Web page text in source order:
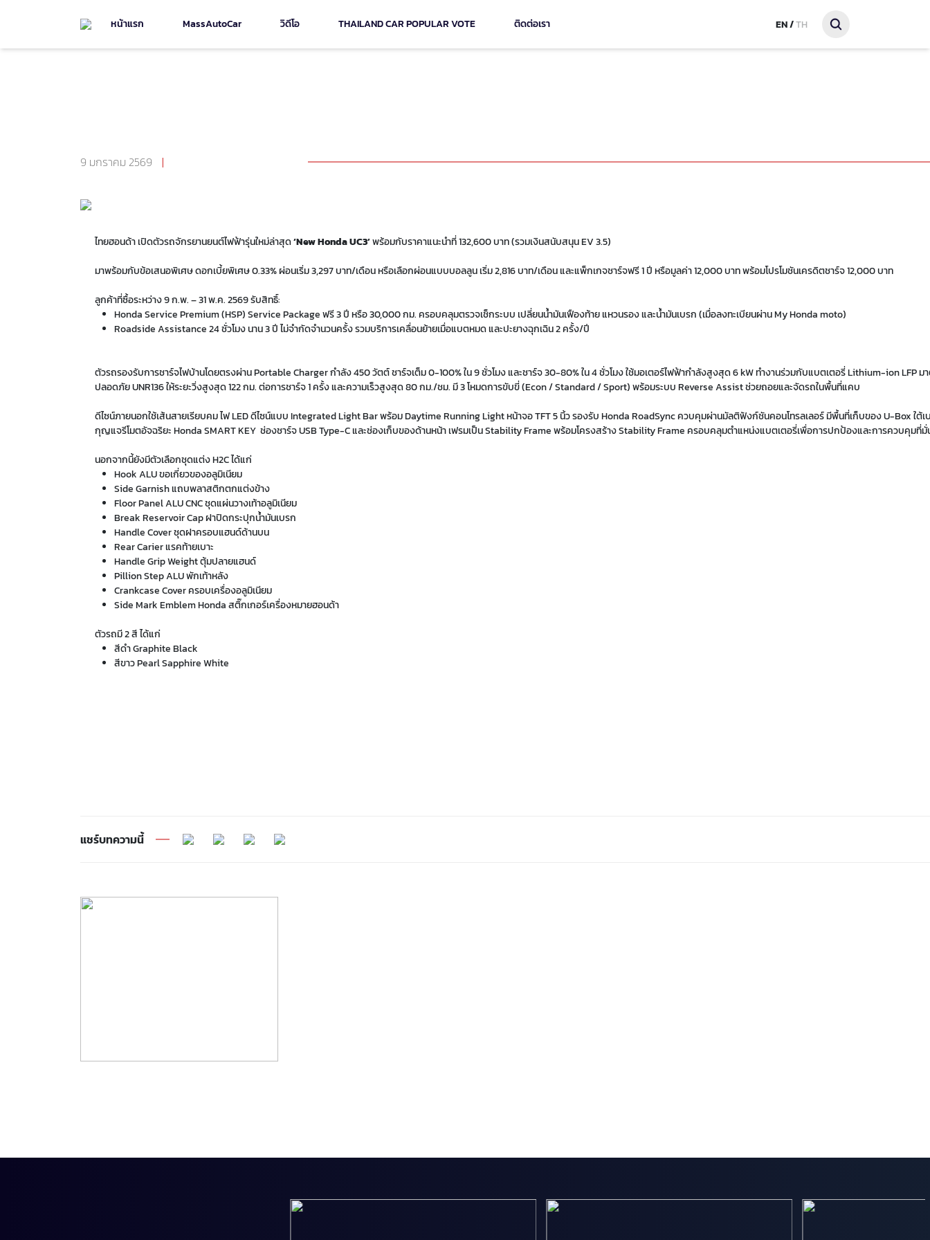
หน้าแรก MassAutoCar วิดีโอ THAILAND CAR POPULAR VOTE ติดต่อเรา EN/TH
9 มกราคม 2569 |
ไทยฮอนด้า เปิดตัวรถจักรยานยนต์ไฟฟ้ารุ่นใหม่ล่าสุด‘New Honda UC3’พร้อมกับราคาแนะนำที่ 132,600 บาท (รวมเงินสนับสนุน EV 3.5)
มาพร้อมกับข้อเสนอพิเศษ ดอกเบี้ยพิเศษ 0.33% ผ่อนเริ่ม 3,297 บาท/เดือน หรือเลือกผ่อนแบบบอลลูน เริ่ม 2,816 บาท/เดือน และแพ็กเกจชาร์จฟรี 1 ปี หรือมูลค่า 12,000 บาท พร้อมโปรโมชันเครดิตชาร์จ 12,000 บาท
ลูกค้าที่ซื้อระหว่าง 9 ก.พ. – 31 พ.ค. 2569 รับสิทธิ์:
Honda Service Premium (HSP) Service Package ฟรี 3 ปี หรือ 30,000 กม. ครอบคลุมตรวจเช็กระบบ เปลี่ยนน้ำมันเฟืองท้าย แหวนรอง และน้ำมันเบรก (เมื่อลงทะเบียนผ่าน My Honda moto)
Roadside Assistance 24 ชั่วโมง นาน 3 ปี ไม่จำกัดจำนวนครั้ง รวมบริการเคลื่อนย้ายเมื่อแบตหมด และปะยางฉุกเฉิน 2 ครั้ง/ปี
ตัวรถรองรับการชาร์จไฟบ้านโดยตรงผ่าน Portable Charger กำลัง 450 วัตต์ ชาร์จเต็ม 0-100% ใน 9 ชั่วโมง และชาร์จ 30-80% ใน 4 ชั่วโมง ใช้มอเตอร์ไฟฟ้ากำลังสูงสุด 6 kW ทำงานร่วมกับแบตเตอรี่ Lithium-ion LFP ม
ปลอดภัย UNR136 ให้ระยะวิ่งสูงสุด 122 กม. ต่อการชาร์จ 1 ครั้ง และความเร็วสูงสุด 80 กม./ชม. มี 3 โหมดการขับขี่ (Econ / Standard / Sport) พร้อมระบบ Reverse Assist ช่วยถอยและจัดรถในพื้นที่แคบ
ดีไซน์ภายนอกใช้เส้นสายเรียบคม ไฟ LED ดีไซน์แบบ Integrated Light Bar พร้อม Daytime Running Light หน้าจอ TFT 5 นิ้ว รองรับ Honda RoadSync ควบคุมผ่านมัลติฟังก์ชันคอนโทรลเลอร์ มีพื้นที่เก็บของ U-Box ใต้เ
กุญแจรีโมตอัจฉริยะ Honda SMART KEY ช่องชาร์จ USB Type-C และช่องเก็บของด้านหน้า เฟรมเป็น Stability Frame พร้อมโครงสร้าง Stability Frame ครอบคลุมตำแหน่งแบตเตอรี่เพื่อการปกป้องและการควบคุมที่
นอกจากนี้ยังมีตัวเลือกชุดแต่ง H2C ได้แก่
Hook ALU ขอเกี่ยวของอลูมิเนียม
Side Garnish แถบพลาสติกตกแต่งข้าง
Floor Panel ALU CNC ชุดแผ่นวางเท้าอลูมิเนียม
Break Reservoir Cap ฝาปิดกระปุกน้ำมันเบรก
Handle Cover ชุดฝาครอบแฮนด์ด้านบน
Rear Carier แรคท้ายเบาะ
Handle Grip Weight ตุ้มปลายแฮนด์
Pillion Step ALU พักเท้าหลัง
Crankcase Cover ครอบเครื่องอลูมิเนียม
Side Mark Emblem Honda สติ๊กเกอร์เครื่องหมายฮอนด้า
ตัวรถมี 2 สี ได้แก่
สีดำ Graphite Black
สีขาว Pearl Sapphire White
แชร์บทความนี้